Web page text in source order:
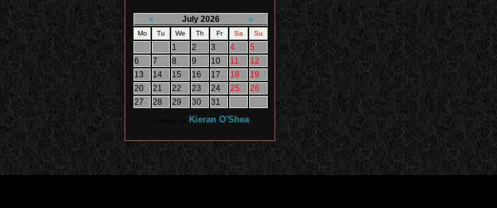
« July 2026 »
Mo Tu We Th Fr Sa Su
1 2 3 4
5
6
7 8 9 10 11
12
13
14 15 16 17 18
19
20
21 22 23 24 25
26
27
28 29 30 31
Kieran O'Shea